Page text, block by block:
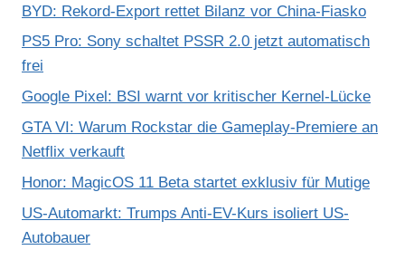
BYD: Rekord-Export rettet Bilanz vor China-Fiasko
PS5 Pro: Sony schaltet PSSR 2.0 jetzt automatisch
frei
Google Pixel: BSI warnt vor kritischer Kernel-Lücke
GTA VI: Warum Rockstar die Gameplay-Premiere an
Netflix verkauft
Honor: MagicOS 11 Beta startet exklusiv für Mutige
US-Automarkt: Trumps Anti-EV-Kurs isoliert US-
Autobauer